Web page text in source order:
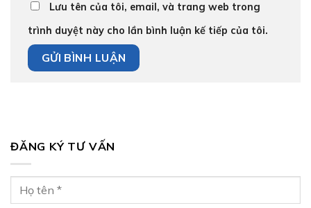
Lưu tên của tôi, email, và trang web trong
trình duyệt này cho lần bình luận kế tiếp của tôi.
ĐĂNG KÝ TƯ VẤN